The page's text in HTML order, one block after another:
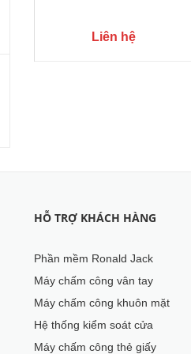
Liên hệ
HỖ TRỢ KHÁCH HÀNG
Phần mềm Ronald Jack
Máy chấm công vân tay
Máy chấm công khuôn mặt
Hệ thống kiểm soát cửa
Máy chấm công thẻ giấy